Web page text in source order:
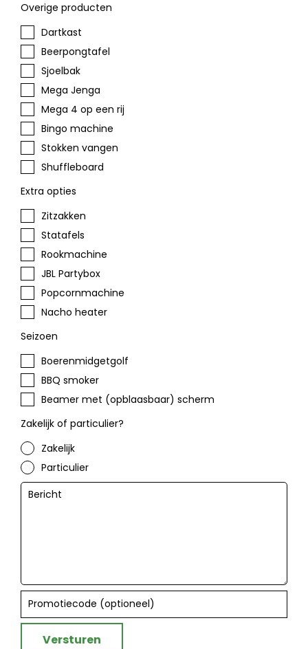
Overige producten
Dartkast
Beerpongtafel
Sjoelbak
Mega Jenga
Mega 4 op een rij
Bingo machine
Stokken vangen
Shuffleboard
Extra opties
Zitzakken
Statafels
Rookmachine
JBL Partybox
Popcornmachine
Nacho heater
Seizoen
Boerenmidgetgolf
BBQ smoker
Beamer met (opblaasbaar) scherm
Zakelijk of particulier?
Zakelijk
Particulier
Versturen